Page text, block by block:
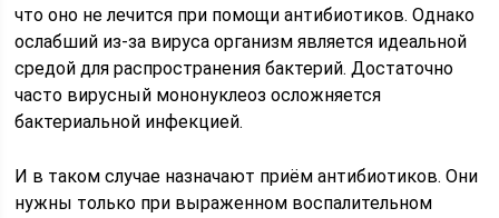
что оно не лечится при помощи антибиотиков. Однако
ослабший из-за вируса организм является идеальной
средой для распространения бактерий. Достаточно
часто вирусный мононуклеоз осложняется
бактериальной инфекцией.
И в таком случае назначают приём антибиотиков. Они
нужны только при выраженном воспалительном